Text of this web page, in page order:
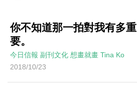
你不知道那一拍對我有多重
要。
今日信報 副刊文化 想畫就畫 Tina Ko
2018/10/23